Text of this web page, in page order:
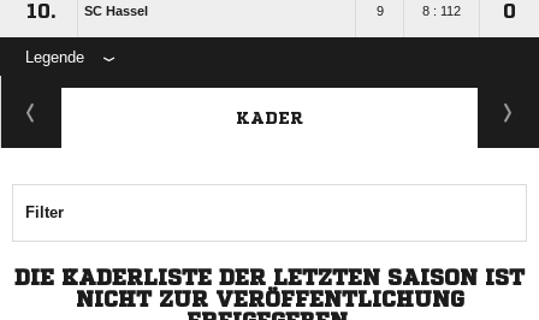
10. SC Hassel 9 8 : 112 0
Legende
KADER
Filter
DIE KADERLISTE DER LETZTEN SAISON IST
NICHT ZUR VERÖFFENTLICHUNG